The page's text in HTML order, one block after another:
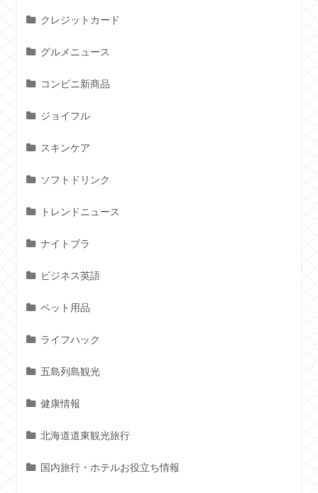
クレジットカード
グルメニュース
コンビニ新商品
ジョイフル
スキンケア
ソフトドリンク
トレンドニュース
ナイトブラ
ビジネス英語
ペット用品
ライフハック
五島列島観光
健康情報
北海道道東観光旅行
国内旅行・ホテルお役立ち情報